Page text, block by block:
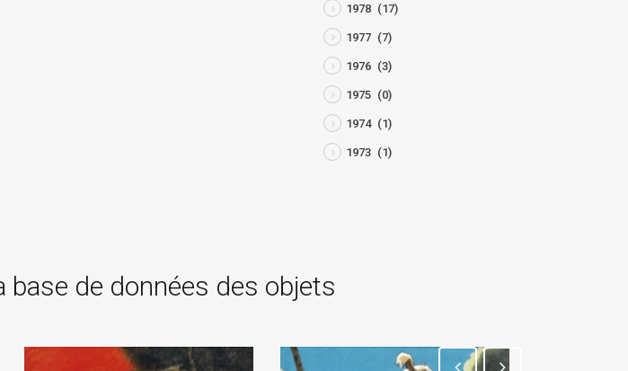
1978 (17)
1977 (7)
1976 (3)
1975 (0)
1974 (1)
1973 (1)
base de données des objets